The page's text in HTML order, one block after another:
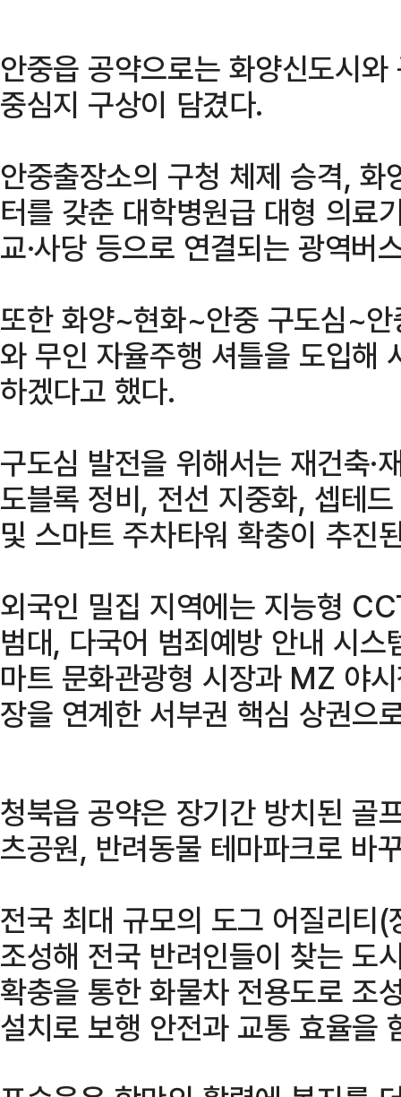
안중읍 공약으로는 화양신도시
중심지 구상이 담겼다.
안중출장소의 구청 체제 승격,
터를 갖춘 대학병원급 대형 의료
교·사당 등으로 연결되는 광역버
또한 화양~현화~안중 구도심~
와 무인 자율주행 셔틀을 도입해
하겠다고 했다.
구도심 발전을 위해서는 재건축·
도블록 정비, 전선 지중화, 셉테
및 스마트 주차타워 확충이 추진
외국인 밀집 지역에는 지능형
범대, 다국어 범죄예방 안내 시
마트 문화관광형 시장과 MZ 야
장을 연계한 서부권 핵심 상권으
청북읍 공약은 장기간 방치된 골
츠공원, 반려동물 테마파크로 바
전국 최대 규모의 도그 어질리티
조성해 전국 반려인들이 찾는 도
확충을 통한 화물차 전용도로 조
설치로 보행 안전과 교통 효율을